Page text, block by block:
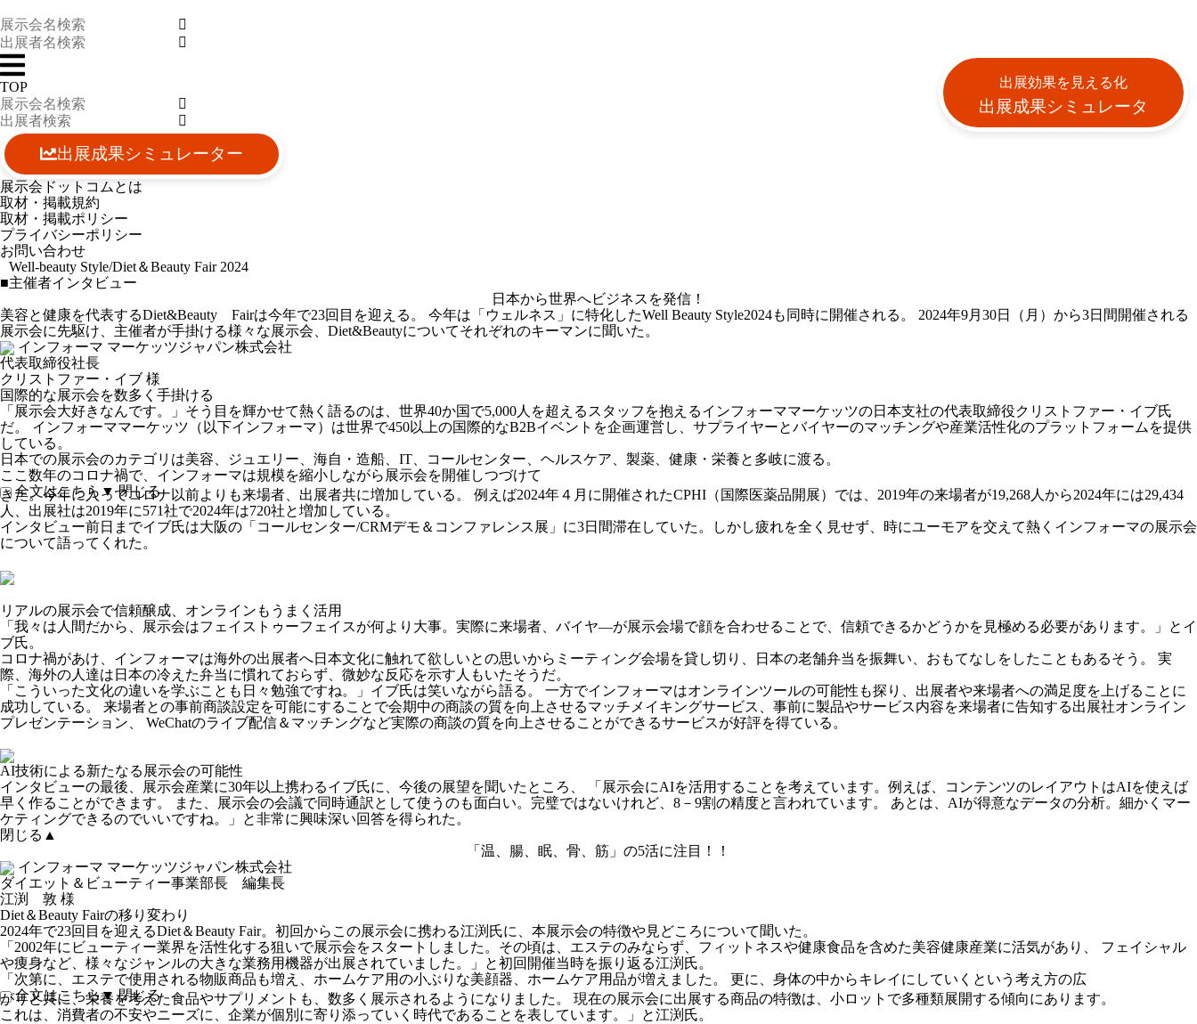
TOP
出展成果シミュレーター
展示会ドットコムとは
取材・掲載規約
取材・掲載ポリシー
プライバシーポリシー
お問い合わせ
出展効果を見える化
出展成果シミュレータ
Well-beauty Style/Diet＆Beauty Fair 2024
■主催者インタビュー
日本から世界へビジネスを発信！
美容と健康を代表するDiet&Beauty Fairは今年で23回目を迎える。 今年は「ウェルネス」に特化したWell Beauty Style2024も同時に開催される。 2024年9月30日（月）から3日間開催される
展示会に先駆け、主催者が手掛ける様々な展示会、Diet&Beautyについてそれぞれのキーマンに聞いた。
インフォーマ マーケッツジャパン株式会社
代表取締役社長
クリストファー・イブ 様
国際的な展示会を数多く手掛ける
「展示会大好きなんです。」そう目を輝かせて熱く語るのは、世界40か国で5,000人を超えるスタッフを抱えるインフォーママーケッツの日本支社の代表取締役クリストファー・イブ氏
だ。 インフォーママーケッツ（以下インフォーマ）は世界で450以上の国際的なB2Bイベントを企画運営し、サプライヤーとバイヤーのマッチングや産業活性化のプラットフォームを提供
している。
日本での展示会のカテゴリは美容、ジュエリー、海自・造船、IT、コールセンター、ヘルスケア、製薬、健康・栄養と多岐に渡る。
ここ数年のコロナ禍で、インフォーマは規模を縮小しながら展示会を開催しつづけて
全文はこちら▼ 閉じる
きた。今年に入ってコロナ以前よりも来場者、出展者共に増加している。 例えば2024年４月に開催されたCPHI（国際医薬品開展）では、2019年の来場者が19,268人から2024年には29,434
人、出展社は2019年に571社で2024年は720社と増加している。
インタビュー前日までイブ氏は大阪の「コールセンター/CRMデモ＆コンファレンス展」に3日間滞在していた。しかし疲れを全く見せず、時にユーモアを交えて熱くインフォーマの展示会
について語ってくれた。
リアルの展示会で信頼醸成、オンラインもうまく活用
「我々は人間だから、展示会はフェイストゥーフェイスが何より大事。実際に来場者、バイヤ―が展示会場で顔を合わせることで、信頼できるかどうかを見極める必要があります。」とイ
ブ氏。
コロナ禍があけ、インフォーマは海外の出展者へ日本文化に触れて欲しいとの思いからミーティング会場を貸し切り、日本の老舗弁当を振舞い、おもてなしをしたこともあるそう。 実
際、海外の人達は日本の冷えた弁当に慣れておらず、微妙な反応を示す人もいたそうだ。
「こういった文化の違いを学ぶことも日々勉強ですね。」イブ氏は笑いながら語る。 一方でインフォーマはオンラインツールの可能性も探り、出展者や来場者への満足度を上げることに
成功している。 来場者との事前商談設定を可能にすることで会期中の商談の質を向上させるマッチメイキングサービス、事前に製品やサービス内容を来場者に告知する出展社オンライン
プレゼンテーション、 WeChatのライブ配信＆マッチングなど実際の商談の質を向上させることができるサービスが好評を得ている。
AI技術による新たなる展示会の可能性
インタビューの最後、展示会産業に30年以上携わるイブ氏に、今後の展望を聞いたところ、 「展示会にAIを活用することを考えています。例えば、コンテンツのレイアウトはAIを使えば
早く作ることができます。 また、展示会の会議で同時通訳として使うのも面白い。完璧ではないけれど、8－9割の精度と言われています。 あとは、AIが得意なデータの分析。細かくマー
ケティングできるのでいいですね。」と非常に興味深い回答を得られた。
閉じる▲
「温、腸、眠、骨、筋」の5活に注目！！
インフォーマ マーケッツジャパン株式会社
ダイエット＆ビューティー事業部長 編集長
江渕 敦 様
Diet＆Beauty Fairの移り変わり
2024年で23回目を迎えるDiet＆Beauty Fair。初回からこの展示会に携わる江渕氏に、本展示会の特徴や見どころについて聞いた。
「2002年にビューティー業界を活性化する狙いで展示会をスタートしました。その頃は、エステのみならず、フィットネスや健康食品を含めた美容健康産業に活気があり、 フェイシャル
や痩身など、様々なジャンルの大きな業務用機器が出展されていました。」と初回開催当時を振り返る江渕氏。
「次第に、エステで使用される物販商品も増え、ホームケア用の小ぶりな美顔器、ホームケア用品が増えました。 更に、身体の中からキレイにしていくという考え方の広
全文はこちら▼ 閉じる
がりと共に、栄養を考えた食品やサプリメントも、数多く展示されるようになりました。 現在の展示会に出展する商品の特徴は、小ロットで多種類展開する傾向にあります。
これは、消費者の不安やニーズに、企業が個別に寄り添っていく時代であることを表しています。」と江渕氏。